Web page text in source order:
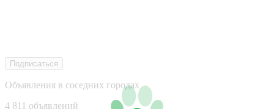
Подписаться
Объявления в соседних городах
4 811 объявлений